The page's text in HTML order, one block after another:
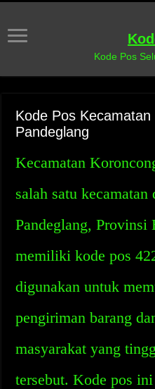
Kode Pos
Kode Pos Kecamatan
Pandeglang
Kecamatan
salah satu
Pandeglang, Provinsi
memiliki kode pos
digunakan untuk
pengiriman barang
masyarakat yang
tersebut. Kode pos